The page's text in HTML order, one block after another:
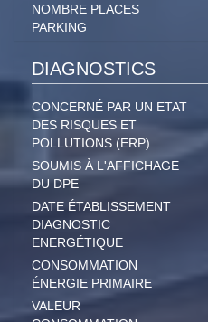
NOMBRE PLACES
PARKING
DIAGNOSTICS
CONCERNÉ PAR UN ETAT
DES RISQUES ET
POLLUTIONS (ERP)
SOUMIS À L'AFFICHAGE
DU DPE
DATE ÉTABLISSEMENT
DIAGNOSTIC
ENERGÉTIQUE
CONSOMMATION
ÉNERGIE PRIMAIRE
VALEUR